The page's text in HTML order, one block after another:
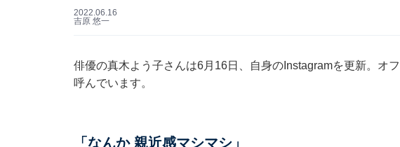
2022.06.16
吉原 悠一
俳優の真木よう子さんは6月16日、自身のInstagramを更新。オ
呼んでいます。
「なんか 親近感マシマシ」